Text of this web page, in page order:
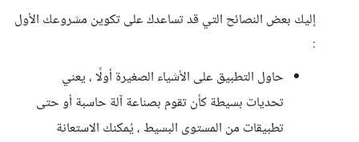
إليك بعض النصائح التي قد تساعدك على تكوين مشروعك الأول
:
حاول التطبيق على الأشياء الصغيرة أولًا ، يعني
تحديات بسيطة كأن تقوم بصناعة آلة حاسبة أو حتى
تطبيقات من المستوى البسيط ، يُمكنك الاستعانة